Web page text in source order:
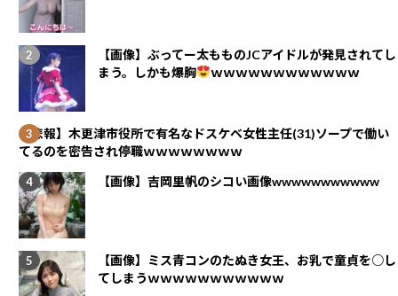
【画像】ぶってー太もものJCアイドルが発見されてし
まう。しかも爆胸
ｗｗｗｗｗｗｗｗｗｗｗｗ
【悲報】木更津市役所で有名なドスケベ女性主任(31)ソープで働い
てるのを密告され停職ｗｗｗｗｗｗｗｗ
【画像】吉岡里帆のシコい画像wwwwwwwwwww
【画像】ミス青コンのたぬき女王、お乳で童貞を○し
てしまうｗｗｗｗｗｗｗｗｗｗｗ